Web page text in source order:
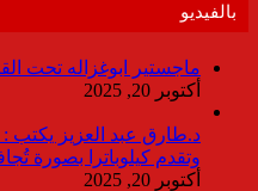
بالفيديو
ماجستير ابوغزاله تحت
أكتوبر 20, 2025
د.طارق عبد العزيز يكتب
وتقدم كيلوباترا بصورة
أكتوبر 20, 2025